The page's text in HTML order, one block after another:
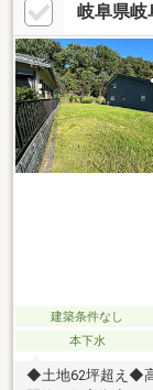
岐阜県岐
建築条件なし
本下水
◆土地62坪超え◆